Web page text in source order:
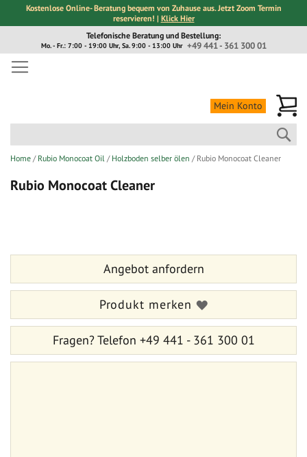
Kostenlose Online- Beratung bequem von Zuhause aus. Jetzt Zoom Termin
reservieren! | Klick Hier
Inhalt
Telefonische Beratung und Bestellung:
+49 441 - 361 300 01
Mo. - Fr.: 7:00 - 19:00 Uhr, Sa. 9:00 - 13:00 Uhr
Mein Konto
Home Rubio Monocoat Oil Holzboden selber ölen Rubio Monocoat Cleaner
Rubio Monocoat Cleaner
Bildergalerie
Bildergalerie
Angebot anfordern
Produkt merken
Fragen?Telefon +49 441 - 361 300 01